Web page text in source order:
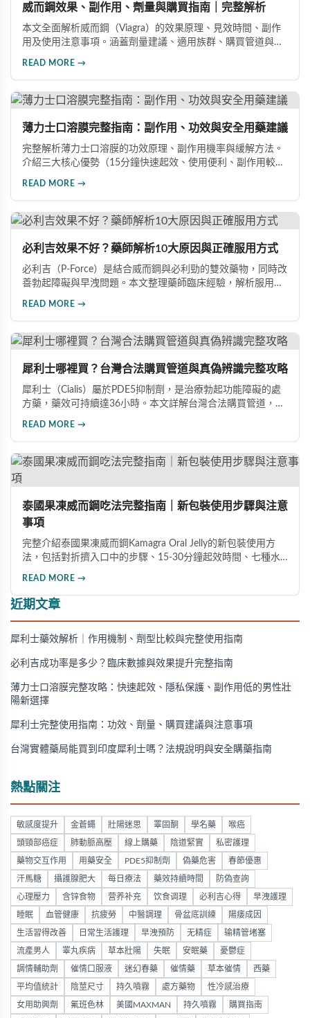
威而鋼效果、副作用、劑量與購買指南｜完整解析
本文全面解析威而鋼（Viagra）的效果原理、見效時間、副作
用及使用注意事項。涵蓋劑量建議、適用族群、購買管道與價
READ MORE →
薄力士口溶膜完整指南：副作用、功效與安全用藥建議
完整解析薄力士口溶膜的功效原理、副作用機率與緩解方法。
介紹三大核心優勢（15分鐘快速起效、使用便利、副作用較
READ MORE →
必利吉效果不好？藥師解析10大原因與正確服用方式
必利吉（P-Force）是結合威而鋼與必利勁的雙效藥物，同時改
善勃起障礙與早洩問題。本文整理藥師臨床經驗，解析服用時
READ MORE →
犀利士哪裡買？台灣合法購買管道與真偽辨識完整攻略
犀利士（Cialis）屬於PDE5抑制劑，是治療勃起功能障礙的處
方藥，藥效可持續達36小時。本文詳解台灣合法購買管道，包
READ MORE →
泰國果凍威而鋼吃法完整指南｜新包裝使用步驟與注意
事項
完整介紹泰國果凍威而鋼Kamagra Oral Jelly的新包裝使用方
法，包括對折擠入口中的步驟、15-30分鐘起效時間、七種水
READ MORE →
近期文章
犀利士藥效解析｜作用機制、劑型比較與完整使用指南
必利吉成功率是多少？臨床數據與效果提升完整指南
薄力士口溶膜完整攻略：快速起效、隱私保護、副作用低的男性壯
陽新選擇
犀利士完整使用指南：功效、劑量、購買建議與注意事項
台灣實體藥局能買到印度犀利士嗎？法規說明與安全購藥指南
熱點關注
敏感度提升 金蒼蠅 壯陽迷思 睪固酮 學名藥 喉癌
頭頸部癌症 肺動脈高壓 線上購藥 陰道緊實 私密護理
藥物交互作用 用藥安全 PDE5抑制劑 偽藥危害 春節優惠
汗馬糖 攝護腺肥大 每日療法 藥效持續時間 防偽查詢
心理壓力 含锌食物 营养补充 饮食调理 必利吉心得 早洩護理
睡眠 血管健康 抗疲勞 中醫調理 骨盆底訓練 陽痿成因
生活習得改善 日常生活護理 早洩預防 无精症 输精管堵塞
流產男人 睪丸疾病 草本壯陽 失眠 安眠藥 憂鬱症
調情輔助劑 催情口服液 迷幻春藥 催情藥 草本催情 西藥
平均值統計 陰莖尺寸 持久噴霧 處方藥物 性冷感治療
女用助興劑 氟班色林 美國MAXMAN 持久噴霧 購買指南